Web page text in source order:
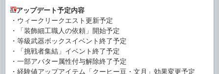
アップデート予定内容
・ウィークリークエスト更新予定
・「装飾細工職人の依頼」開始予定
・等級武器ボックスイベント終了予定
・「挑戦者集結」イベント終了予定
・一部アバター属性付与解除終了予定
・経験値アップアイテム「クーヒー豆・文月」効果変更予定